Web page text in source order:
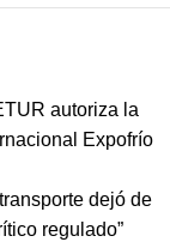
autoriza la
Expofrío
dejó de
regulado”